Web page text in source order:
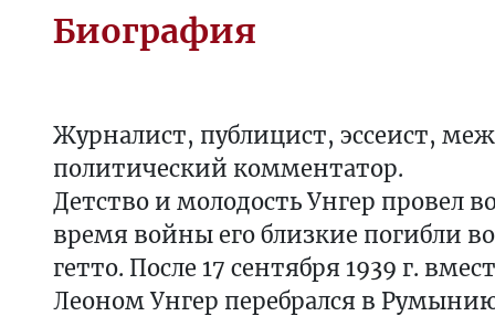
Биография
Журналист, публицист, эссеист,
политический комментатор.
Детство и молодость Унгер провел
время войны его близкие погибли
гетто. После 17 сентября 1939 г.
Леоном Унгер перебрался в